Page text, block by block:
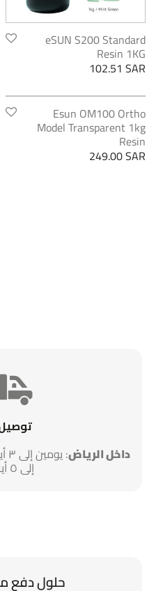
eSUN S200 Standard
Resin 1KG
102.51 SAR
Esun OM100 Ortho
Model Transparent 1kg
Resin
249.00SAR
داخل الرياض: يومين إلى ٣ أيام عمل
إلى ٥ أيام عمل
حلول دفع